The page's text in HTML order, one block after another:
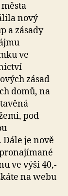
nový
a zásady
ve
zásad
domů, na
pod
je nově
ve výši 40,-
na webu